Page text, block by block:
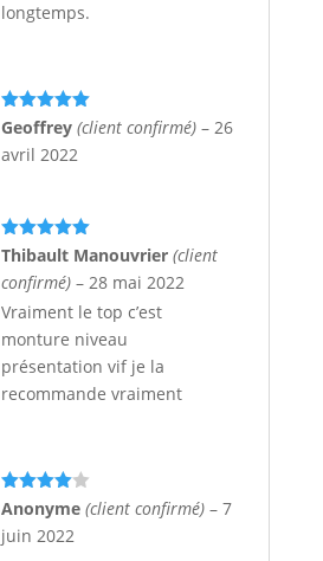
longtemps.
Note5sur
Geoffrey (client confirmé) – 26
avril 2022
Note5sur
Thibault Manouvrier (client
confirmé) – 28 mai 2022
Vraiment le top c’est
monture niveau
présentation vif je la
recommande vraiment
Note4
sur 5
Anonyme (client confirmé) – 7
juin 2022